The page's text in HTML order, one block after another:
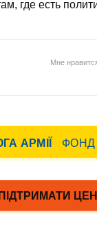
где есть
Мне